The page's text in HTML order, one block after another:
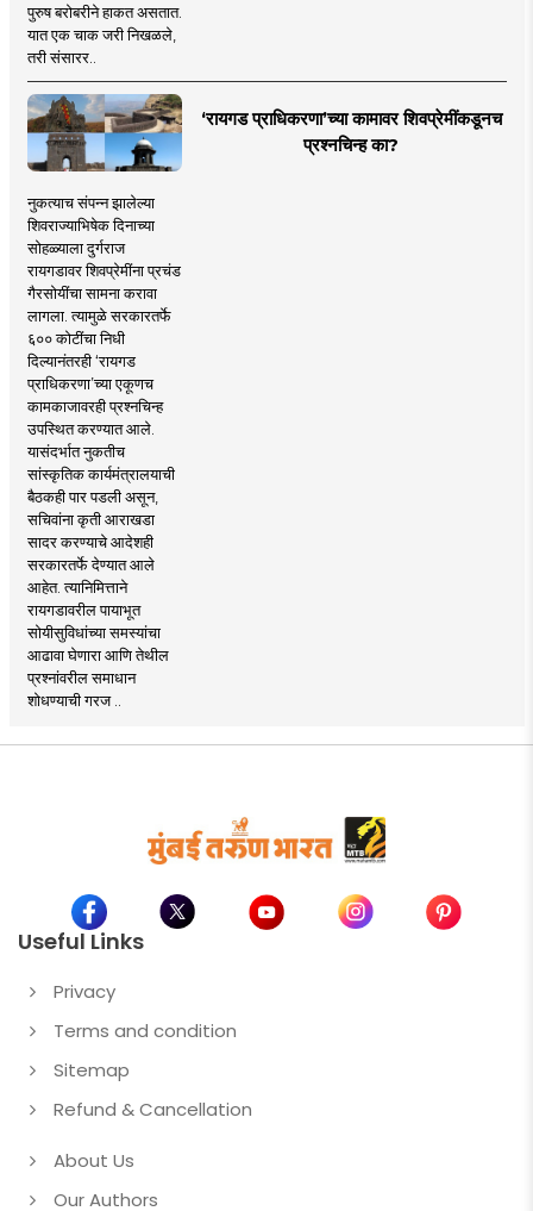
पुरुष बरोबरीने हाकत असतात.
यात एक चाक जरी निखळले,
तरी संसारर..
‘रायगड प्राधिकरणा’च्या कामावर शिवप्रेमींकडूनच
प्रश्नचिन्ह का?
नुकत्याच संपन्न झालेल्या
शिवराज्याभिषेक दिनाच्या
सोहळ्याला दुर्गराज
रायगडावर शिवप्रेमींना प्रचंड
गैरसोयींचा सामना करावा
लागला. त्यामुळे सरकारतर्फे
६०० कोटींचा निधी
दिल्यानंतरही ‘रायगड
प्राधिकरणा’च्या एकूणच
कामकाजावरही प्रश्नचिन्ह
उपस्थित करण्यात आले.
यासंदर्भात नुकतीच
सांस्कृतिक कार्यमंत्रालयाची
बैठकही पार पडली असून,
सचिवांना कृती आराखडा
सादर करण्याचे आदेशही
सरकारतर्फे देण्यात आले
आहेत. त्यानिमित्ताने
रायगडावरील पायाभूत
सोयीसुविधांच्या समस्यांचा
आढावा घेणारा आणि तेथील
प्रश्नांवरील समाधान
शोधण्याची गरज ..
Useful Links
Privacy
Terms and condition
Sitemap
Refund & Cancellation
About Us
Our Authors